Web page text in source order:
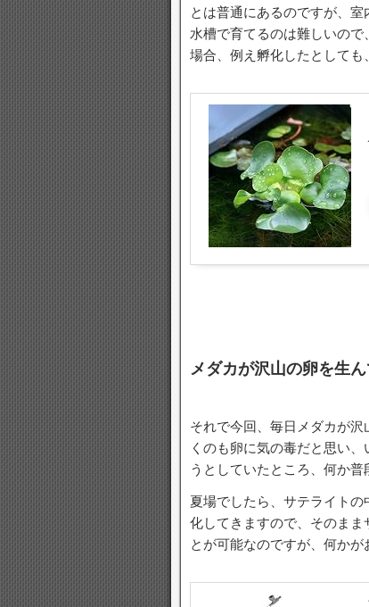
とは普通にあるのですが、
水槽で育てるのは難しいの
場合、例え孵化したとしても
メダカが沢山の卵を生
それで今回、毎日メダカが
くのも卵に気の毒だと思い
うとしていたところ、何か普
夏場でしたら、サテライト
化してきますので、そのまま
とが可能なのですが、何かが